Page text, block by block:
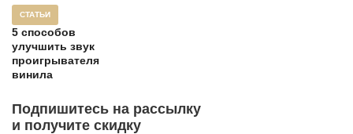
СТАТЬИ
5 способов
улучшить звук
проигрывателя
винила
Подпишитесь на рассылку
и получите скидку